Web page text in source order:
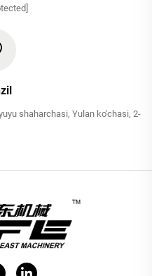
shaharchasi, Yulan ko'chasi, 2-